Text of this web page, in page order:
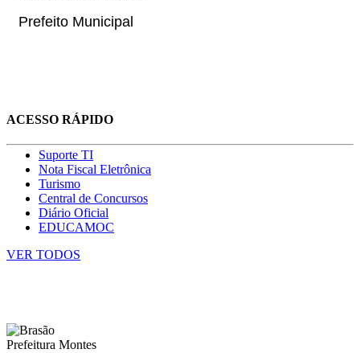
Prefeito Municipal
ACESSO RÁPIDO
Suporte TI
Nota Fiscal Eletrônica
Turismo
Central de Concursos
Diário Oficial
EDUCAMOC
VER TODOS